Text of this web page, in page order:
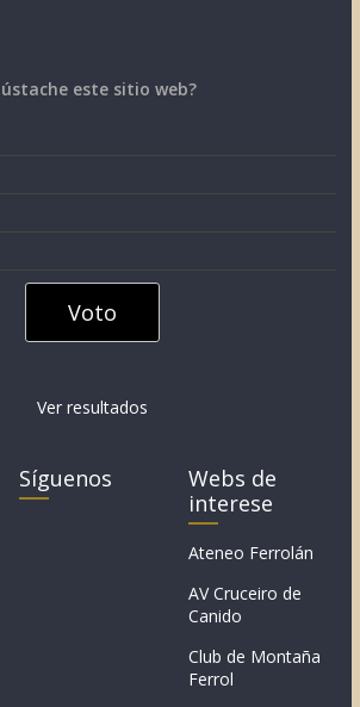
este sitio web?
Ver resultados
Síguenos
Webs de
interese
Ateneo Ferrolán
AV Cruceiro de
Canido
Club de Montaña
Ferrol